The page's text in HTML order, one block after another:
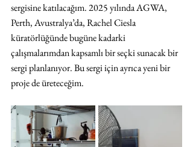
sergisine katılacağım. 2025 yılında AGWA,
Perth, Avustralya’da, Rachel Ciesla
küratörlüğünde bugüne kadarki
çalışmalarımdan kapsamlı bir seçki sunacak bir
sergi planlanıyor. Bu sergi için ayrıca yeni bir
proje de üreteceğim.